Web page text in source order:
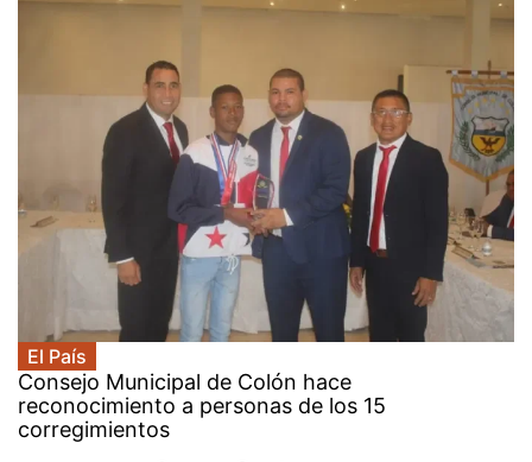
El País
Consejo Municipal de Colón hace
reconocimiento a personas de los 15
corregimientos